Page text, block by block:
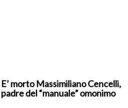
E’ morto Massimiliano Cencelli,
padre del “manuale” omonimo